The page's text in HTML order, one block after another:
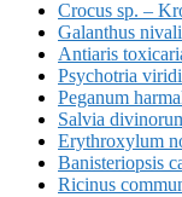
Crocus sp. –
Galanthus
Antiaris
Psychotria
Peganum
Salvia
Erythroxylum
Banisteriopsis
Ricinus